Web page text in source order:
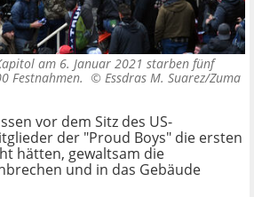
am 6. Januar 2021 starben fünf
Festnahmen. © Essdras M. Suarez/Zuma
vor dem Sitz des US-
der "Proud Boys" die ersten
hätten, gewaltsam die
und in das Gebäude